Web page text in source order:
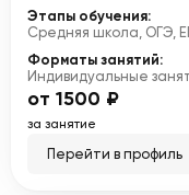
Этапы обучения:
Средняя школа, ОГЭ,
Форматы занятий:
Индивидуальные
от 1500 ₽
за занятие
Перейти в профиль